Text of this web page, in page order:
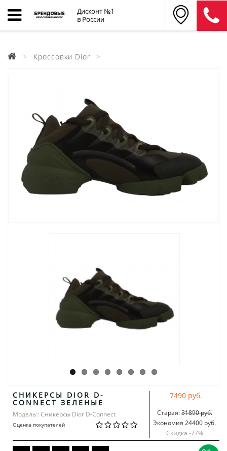
Дисконт №1
в России
Кроссовки Dior
СНИКЕРСЫ DIOR D-
CONNECT ЗЕЛЕНЫЕ
Модель:: Сникерсы Dior D-Connect
Оценка покупателей
7490 руб.
Старая:31890 руб.
Экономия 24400 руб.
Скидка -77%